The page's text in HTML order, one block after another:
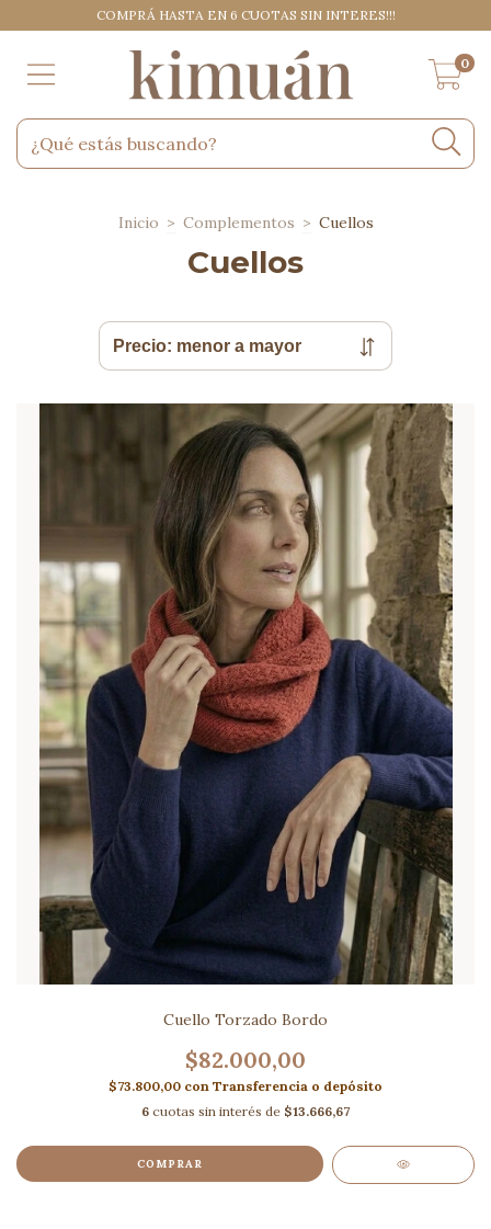
COMPRÁ HASTA EN 6 CUOTAS SIN INTERES!!!
0
Inicio > Complementos > Cuellos
Cuellos
Cuello Torzado Bordo
$82.000,00
$73.800,00 con Transferencia o depósito
6 cuotas sin interés de $13.666,67
COMPRAR